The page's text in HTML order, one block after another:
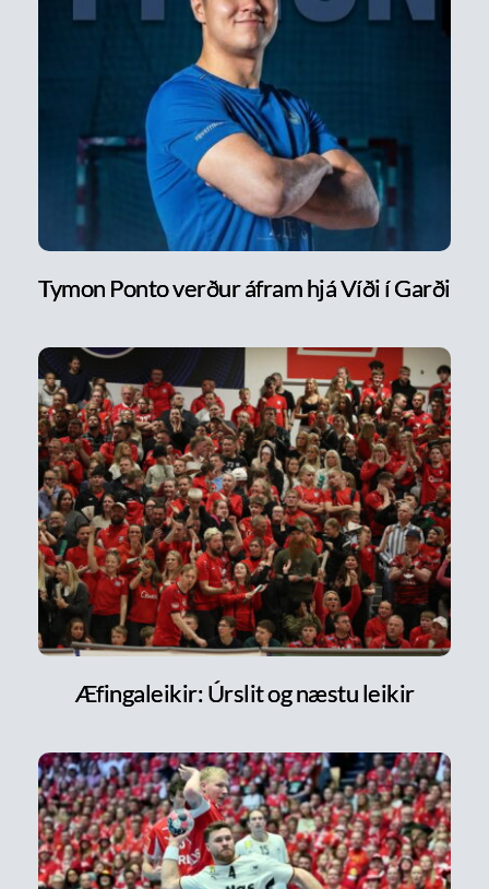
Tymon Ponto verður áfram hjá Víði í Garði
Æfingaleikir: Úrslit og næstu leikir